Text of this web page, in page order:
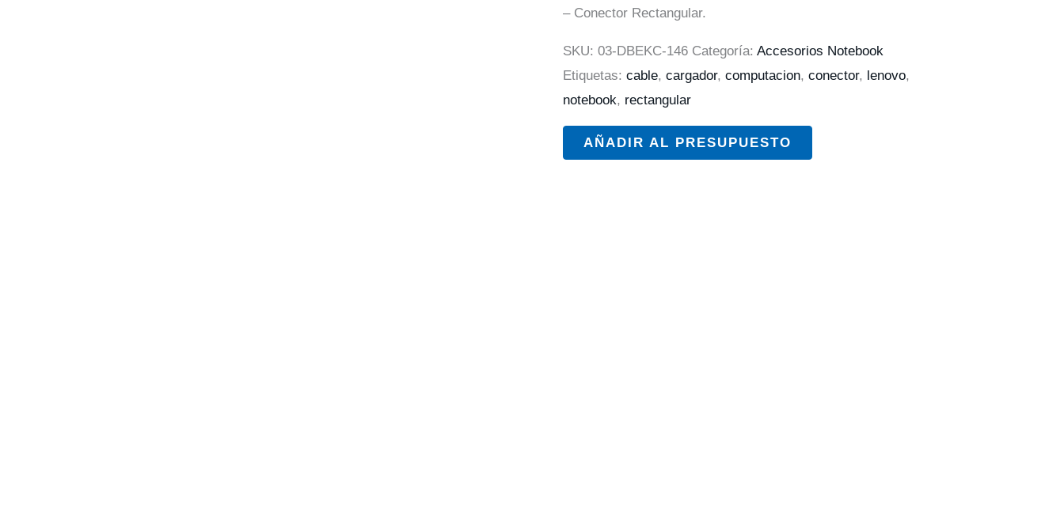
– Conector Rectangular.
SKU: 03-DBEKC-146 Categoría: Accesorios Notebook
Etiquetas: cable, cargador, computacion, conector, lenovo,
notebook, rectangular
AÑADIR AL PRESUPUESTO